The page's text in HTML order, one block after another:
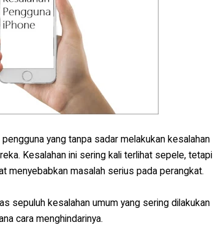
yang tanpa sadar melakukan kesalahan
Kesalahan ini sering kali terlihat sepele, tetapi
menyebabkan masalah serius pada perangkat.
sepuluh kesalahan umum yang sering dilakukan
cara menghindarinya.